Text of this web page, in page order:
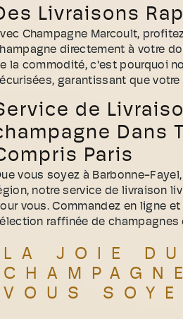
Livraisons
Champagne Marcoult,
directement à votre
la commodité, c'est pourquoi
garantissant que
de
Dans
Paris
vous soyez à Barbonne-
notre service de livraison
vous. Commandez en ligne
raffinée de champagnes
LA JOIE DU
VOUS